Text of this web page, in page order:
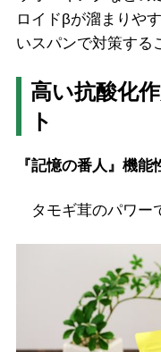
ロイドβが溜まりや
いスパンで対策する
高い抗酸化
ト
『記憶の番人』機能
タモギ茸のパワー